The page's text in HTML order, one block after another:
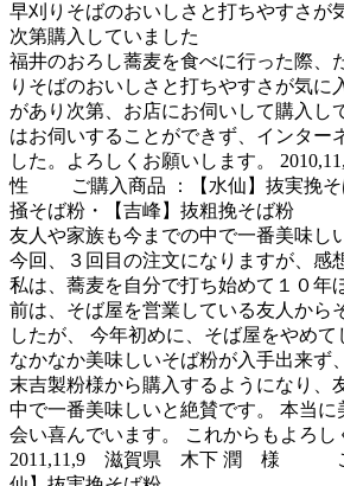
早刈りそばのおいしさと打ちやすさが
次第購入していました
福井のおろし蕎麦を食べに行った際、
りそばのおいしさと打ちやすさが気に
があり次第、お店にお伺いして購入し
はお伺いすることができず、インター
した。よろしくお願いします。
性 ご購入商品 ：【水仙】抜実挽そ
掻そば粉・【吉峰】抜粗挽そば粉
友人や家族も今までの中で一番美味し
今回、３回目の注文になりますが、感
私は、蕎麦を自分で打ち始めて１０年
前は、そば屋を営業している友人から
したが、 今年初めに、そば屋をやめて
なかなか美味しいそば粉が入手出来ず
末吉製粉様から購入するようになり、
中で一番美味しいと絶賛です。 本当に
会い喜んでいます。 これからもよろし
2011,11,9 滋賀県 木下 潤 様 ご